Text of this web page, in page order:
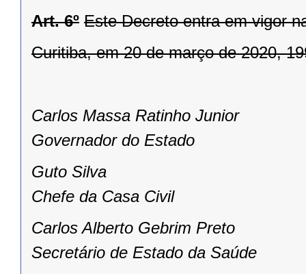
Art. 6º Este Decreto entra em vigor
Curitiba, em 20 de março de 2020,
Carlos Massa Ratinho Junior
Governador do Estado
Guto Silva
Chefe da Casa Civil
Carlos Alberto Gebrim Preto
Secretário de Estado da Saúde